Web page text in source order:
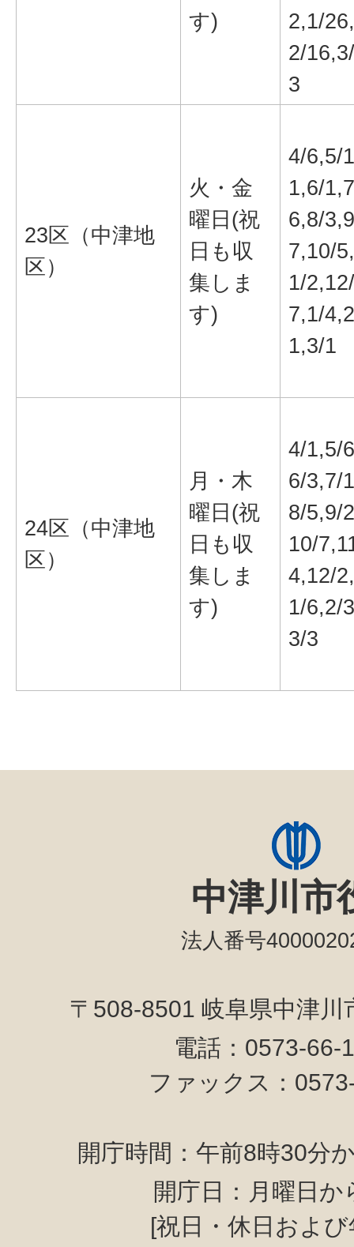
す)
2,1/26,
2/
3
23区（中津地
区）
火・金
曜日(祝
日も収
集しま
す)
4/6,5/1
1,6/
6,8/
7,10/
1/2,12/
7,1/
1,3/1
24区（中津地
区）
月・木
曜日(祝
日も収
集しま
す)
4/1,5/
6/3,7/
8/5,9/
10/
4,12/2,
1/6,2/
3/3
中津川市
法人番号
〒508-8501 岐阜県中津
電話：0573-
ファックス：
開庁時間：午前8時30分
開庁日：月曜日か
[祝日・休日およ